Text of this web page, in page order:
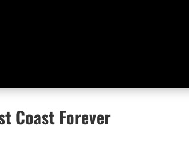
Coast Forever